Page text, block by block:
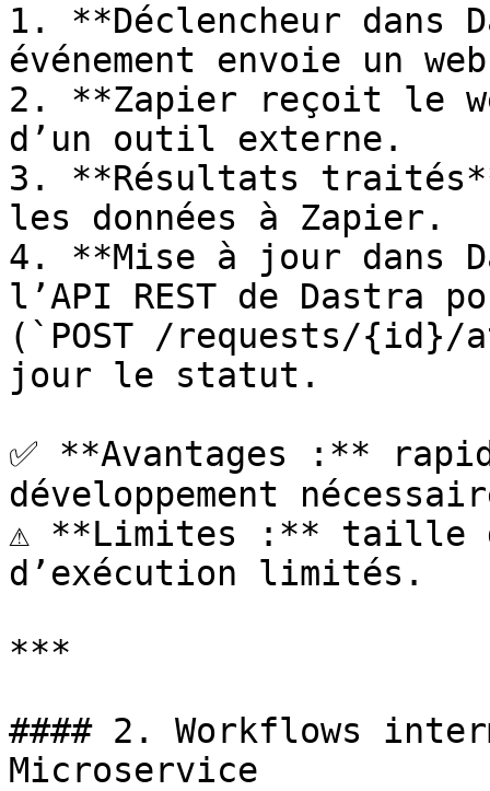
1. **Déclencheur dans
événement envoie un
2. **Zapier reçoit le
d’un outil externe.
3. **Résultats
les données à Zapier.
4. **Mise à jour dans
l’API REST de Dastra
(`POST /requests/{id}/
jour le statut.
✅ **Avantages :**
développement
⚠️ **Limites :** taille
d’exécution limités.
***
#### 2. Workflows
Microservice